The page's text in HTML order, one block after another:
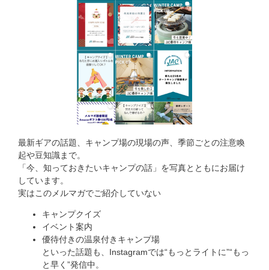
最新ギアの話題、キャンプ場の現場の声、季節ごとの注意喚
起や豆知識まで。
「今、知っておきたいキャンプの話」を写真とともにお届け
しています。
実はこのメルマガでご紹介していない
キャンプクイズ
イベント案内
優待付きの温泉付きキャンプ場
といった話題も、Instagramでは“もっとライトに”“もっ
と早く”発信中。